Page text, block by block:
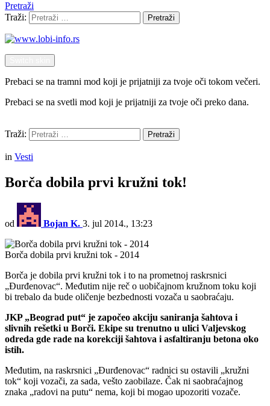
Pretraži
Traži:
Pretraži
Prebaci se na tramni mod koji je prijatniji za tvoje oči tokom večeri.
Prebaci se na svetli mod koji je prijatniji za tvoje oči preko dana.
Traži:
Pretraži
in Vesti
Borča dobila prvi kružni tok!
od Bojan K. 3. jul 2014., 13:23
Borča dobila prvi kružni tok - 2014
Borča je dobila prvi kružni tok i to na prometnoj raskrsnici
„Đurđenovac“. Međutim nije reč o uobičajnom kružnom toku koji
bi trebalo da bude oličenje bezbednosti vozača u saobraćaju.
JKP „Beograd put“ je započeo akciju saniranja šahtova i
slivnih rešetki u Borči. Ekipe su trenutno u ulici Valjevskog
odreda gde rade na korekciji šahtova i asfaltiranju betona oko
istih.
Međutim, na raskrsnici „Đurđenovac“ radnici su ostavili „kružni
tok“ koji vozači, za sada, vešto zaobilaze. Čak ni saobraćajnog
znaka „radovi na putu“ nema, koji bi mogao upozoriti vozače.